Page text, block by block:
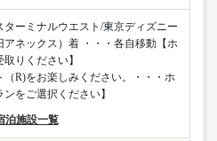
ターミナルウエスト/東京ディズニー
ネックス）着 ・・・各自移動【ホ
りください】
（R)をお楽しみください。・・・ホ
をご選択ください】
泊施設一覧